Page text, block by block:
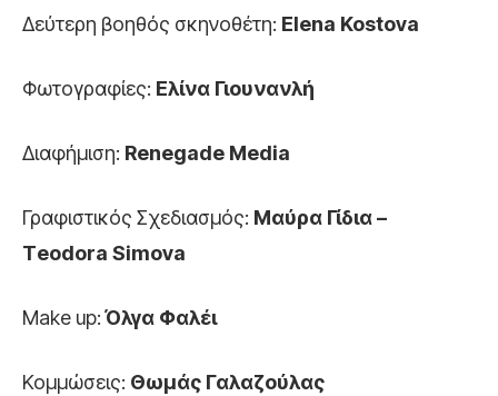
Δεύτερη βοηθός σκηνοθέτη: Elena Kostova
Φωτογραφίες: Ελίνα Γιουνανλή
Διαφήμιση: Renegade Media
Γραφιστικός Σχεδιασμός: Μαύρα Γίδια –
Τeodora Simova
Make up:Όλγα Φαλέι
Κομμώσεις: Θωμάς Γαλαζούλας